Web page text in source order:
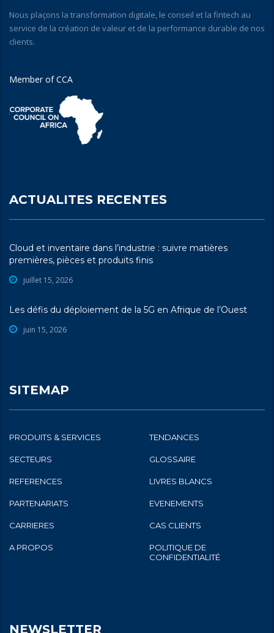
Nous plaçons la transformation digitale, le conseil et la fintech au
service de la création de valeur et de la performance durable de nos
clients.
Member of CCA
ACTUALITES RECENTES
Cloud et inventaire dans l’industrie : suivre matières
premières, pièces et produits finis
juillet 15, 2026
Les défis du déploiement de la 5G en Afrique de l’Ouest
juin 15, 2026
SITEMAP
PRODUITS & SERVICES TENDANCES
SECTEURS GLOSSAIRE
REFERENCES LIVRES BLANCS
PARTENARIATS EVENEMENTS
CARRIERES CAS CLIENTS
A PROPOS
POLITIQUE DE
CONFIDENTIALITÉ
NEWSLETTER